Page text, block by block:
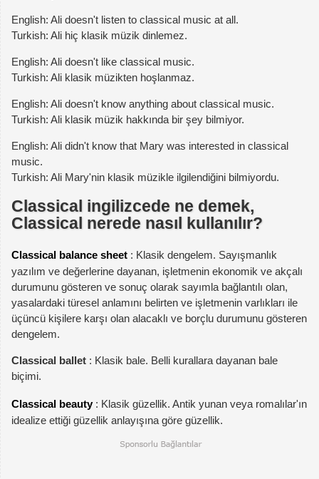
English: Ali doesn't listen to classical music at all.
Turkish: Ali hiç klasik müzik dinlemez.
English: Ali doesn't like classical music.
Turkish: Ali klasik müzikten hoşlanmaz.
English: Ali doesn't know anything about classical music.
Turkish: Ali klasik müzik hakkında bir şey bilmiyor.
English: Ali didn't know that Mary was interested in classical
music.
Turkish: Ali Mary'nin klasik müzikle ilgilendiğini bilmiyordu.
Classical ingilizcede ne demek,
Classical nerede nasıl kullanılır?
Classical balance sheet : Klasik dengelem. Sayışmanlık
yazılım ve değerlerine dayanan, işletmenin ekonomik ve akçalı
durumunu gösteren ve sonuç olarak sayımla bağlantılı olan,
yasalardaki türesel anlamını belirten ve işletmenin varlıkları ile
üçüncü kişilere karşı olan alacaklı ve borçlu durumunu gösteren
dengelem.
Classical ballet : Klasik bale. Belli kurallara dayanan bale
biçimi.
Classical beauty : Klasik güzellik. Antik yunan veya romalılar'ın
idealize ettiği güzellik anlayışına göre güzellik.